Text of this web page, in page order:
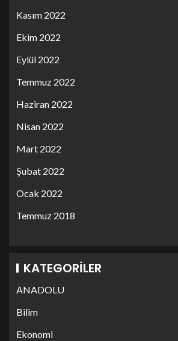
Kasım 2022
Ekim 2022
Eylül 2022
Temmuz 2022
Haziran 2022
Nisan 2022
Mart 2022
Şubat 2022
Ocak 2022
Temmuz 2018
KATEGORILER
ANADOLU
Bilim
Ekonomi